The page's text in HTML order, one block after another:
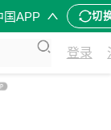
国APP 切
登录